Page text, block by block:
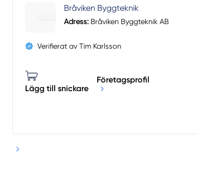
Bråviken Byggteknik
Adress: Bråviken Byggteknik AB
Verifierat av Tim Karlsson
Lägg till snickare
Företagsprofil